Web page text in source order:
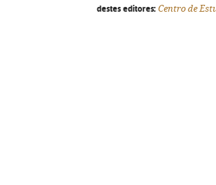
destes editores: Centro de